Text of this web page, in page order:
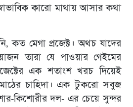
কারো মাথায় আসার কথা
কত মেগা প্রজেক্ট। অথচ যাদের
তারা যে পাওয়ার গেইমের
এক শতাংশ খরচ দিয়েই
চাহিদা। এক টুকরো সবুজ
কিশোরীর দল- এর চেয়ে সুন্দর